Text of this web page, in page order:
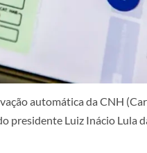
automática da CNH
presidente Luiz Inácio Lula